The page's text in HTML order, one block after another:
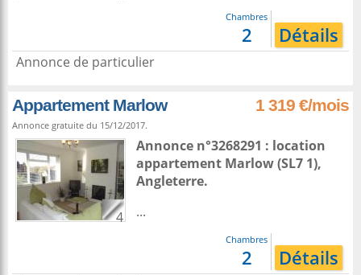
Chambres
2 Détails
Annonce de particulier
Appartement Marlow 1 319 €/mois
Annonce gratuite du 15/12/2017.
4
Annonce n°3268291 : location
appartement Marlow(SL7 1),
Angleterre.
...
Chambres
2 Détails